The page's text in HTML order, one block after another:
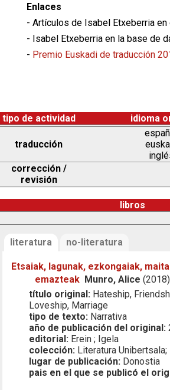
Enlaces
- Artículos de Isabel Etxeberria en
- Isabel Etxeberria en la base de
- Premio Euskadi de traducción
tipo de actividad
idioma
traducción
corrección /
revisión
libros
literatura no-literatura
Etsaiak, lagunak, ezkongaiak,
emazteak Munro, Alice (2018)
título original: Hateship,
Loveship, Marriage
tipo de texto: Narrativa
año de publicación del original:
editorial: Erein ; Igela
colección: Literatura Unibertsala;
lugar de publicación: Donostia
pais en el que se publicó el